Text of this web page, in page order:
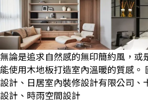
無論是追求自然感的無印簡約風，或
能使用木地板打造室內溫暖的質感。
設計、日居室內裝修設計有限公司、
設計、時雨空間設計